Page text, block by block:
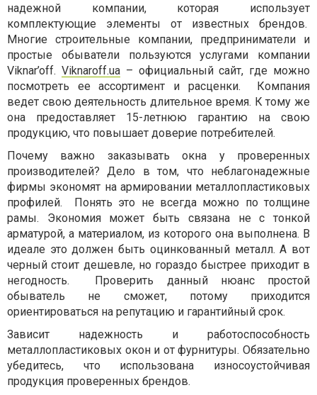
надежной компании, которая использует
комплектующие элементы от известных брендов.
Многие строительные компании, предприниматели и
простые обыватели пользуются услугами компании
Viknar’off. Viknaroff.ua– официальный сайт, где можно
посмотреть ее ассортимент и расценки.
Компания
ведет свою деятельность длительное время. К тому же
она предоставляет 15-летнюю гарантию на свою
продукцию, что повышает доверие потребителей.
Почему важно заказывать окна у проверенных
производителей? Дело в том, что неблагонадежные
фирмы экономят на армировании металлопластиковых
профилей.
Понять это не всегда можно по толщине
рамы. Экономия может быть связана не с тонкой
арматурой, а материалом, из которого она выполнена. В
идеале это должен быть оцинкованный металл. А вот
черный стоит дешевле, но гораздо быстрее приходит в
негодность.
Проверить данный нюанс простой
обыватель не сможет, потому приходится
ориентироваться на репутацию и гарантийный срок.
Зависит надежность и работоспособность
металлопластиковых окон и от фурнитуры. Обязательно
убедитесь, что использована износоустойчивая
продукция проверенных брендов.